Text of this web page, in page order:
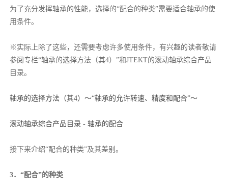
为了充分发挥轴承的性能，选择的“配合的种类”需要适合轴承的使
用条件。
※实际上除了这些，还需要考虑许多使用条件，有兴趣的读者敬请
参阅专栏“轴承的选择方法（其4）”和JTEKT的滚动轴承综合产品
目录。
轴承的选择方法（其4）～“轴承的允许转速、精度和配合”～
滚动轴承综合产品目录 - 轴承的配合
接下来介绍“配合的种类”及其差别。
3．“配合”的种类